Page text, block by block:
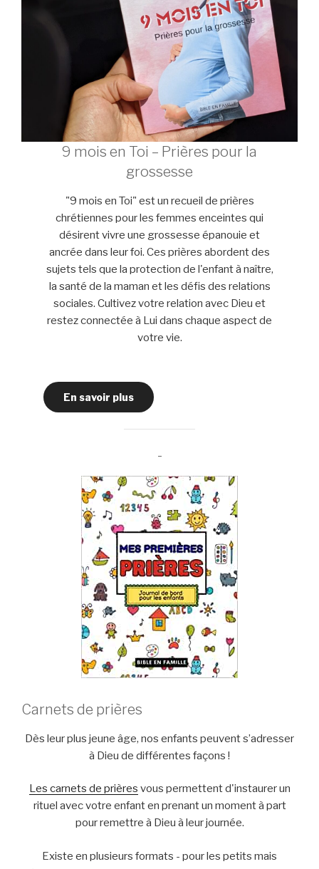
9 mois en Toi – Prières pour la
grossesse
"9 mois en Toi" est un recueil de prières
chrétiennes pour les femmes enceintes qui
désirent vivre une grossesse épanouie et
ancrée dans leur foi. Ces prières abordent des
sujets tels que la protection de l'enfant à naître,
la santé de la maman et les défis des relations
sociales. Cultivez votre relation avec Dieu et
restez connectée à Lui dans chaque aspect de
votre vie.
En savoir plus
-
Carnets de prières
Dès leur plus jeune âge, nos enfants peuvent s’adresser
à Dieu de différentes façons !
Les carnets de prières vous permettent d'instaurer un
rituel avec votre enfant en prenant un moment à part
pour remettre à Dieu à leur journée.
Existe en plusieurs formats - pour les petits mais